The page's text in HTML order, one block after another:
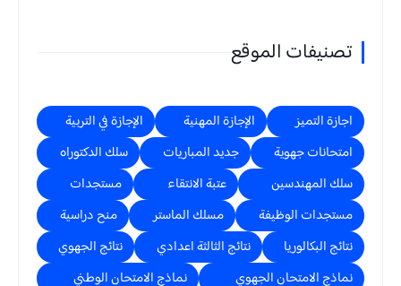
تصنيفات الموقع
اجازة التميز الإجازة المهنية
الإجازة في التربية
امتحانات جهوية
جديد المباريات
سلك الدكتوراه
سلك المهندسين
عتبة الانتقاء
مستجدات
مستجدات الوظيفة
مسلك الماستر
منح دراسية
نتائج البكالوريا
نتائج الثالثة اعدادي
نتائج الجهوي
نماذج الامتحان الجهوي
نماذج الامتحان الوطني